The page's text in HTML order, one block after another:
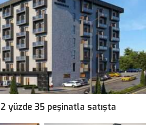
yüzde 35 peşinatla satışta